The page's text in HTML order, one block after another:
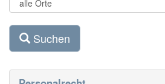
Suchen